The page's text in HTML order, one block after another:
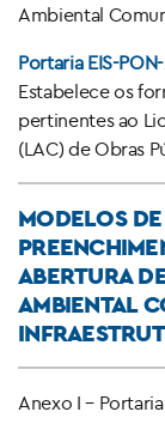
Ambiental
Portaria EIS-
Estabelece os
pertinentes ao
(LAC) de Obras
MODELOS
ABERTURA
AMBIENTAL
Anexo I – Portaria